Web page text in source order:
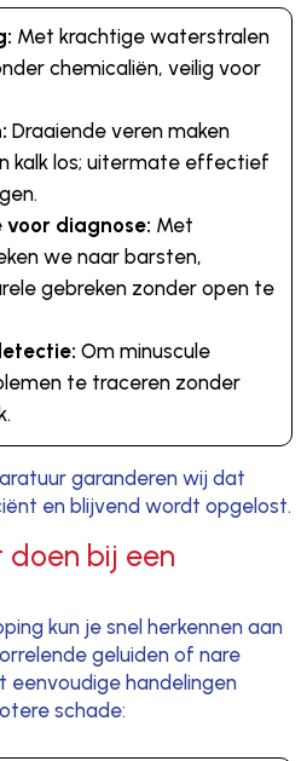
Met krachtige waterstralen
chemicaliën, veilig voor
Draaiende veren maken
kalk los; uitermate effectief
diagnose: Met
we naar barsten,
gebreken zonder open te
Om minuscule
te traceren zonder
garanderen wij dat
en blijvend wordt opgelost.
doen bij een
kun je snel herkennen aan
geluiden of nare
eenvoudige handelingen
schade: